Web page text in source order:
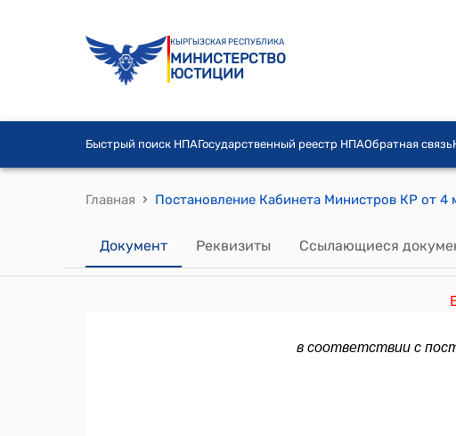
КЫРГЫЗСКАЯ РЕСПУБЛИКА
МИНИСТЕРСТВО
ЮСТИЦИИ
Быстрый поиск НПАГосударственный реестр НПАОбратная связь
Главная ›
Документ Реквизиты Ссылающиеся